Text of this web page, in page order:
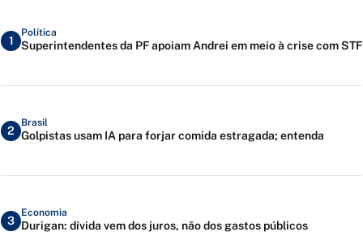
1
Política
Superintendentes da PF apoiam Andrei em meio à crise com STF
2
Brasil
Golpistas usam IA para forjar comida estragada; entenda
3
Economia
Durigan: dívida vem dos juros, não dos gastos públicos